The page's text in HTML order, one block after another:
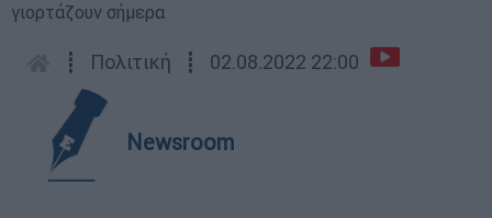
γιορτάζουν σήμερα
┋ Πολιτική ┋ 02.08.2022 22:00
Newsroom